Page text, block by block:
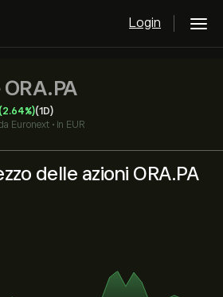
Login
ORA.PA
(2.64%)(1D)
Euronext • in EUR
delle azioni ORA.PA